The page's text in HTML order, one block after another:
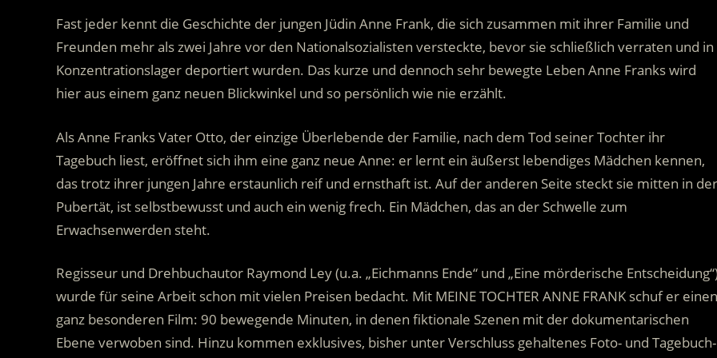
Fast jeder kennt die Geschichte der jungen Jüdin Anne Frank, die sich zusammen mit ihrer Familie und
Freunden mehr als zwei Jahre vor den Nationalsozialisten versteckte, bevor sie schließlich verraten und in
Konzentrationslager deportiert wurden. Das kurze und dennoch sehr bewegte Leben Anne Franks wird
hier aus einem ganz neuen Blickwinkel und so persönlich wie nie erzählt.
Als Anne Franks Vater Otto, der einzige Überlebende der Familie, nach dem Tod seiner Tochter ihr
Tagebuch liest, eröffnet sich ihm eine ganz neue Anne: er lernt ein äußerst lebendiges Mädchen kennen,
das trotz ihrer jungen Jahre erstaunlich reif und ernsthaft ist. Auf der anderen Seite steckt sie mitten in der
Pubertät, ist selbstbewusst und auch ein wenig frech. Ein Mädchen, das an der Schwelle zum
Erwachsenwerden steht.
Regisseur und Drehbuchautor Raymond Ley (u.a. „Eichmanns Ende“ und „Eine mörderische
wurde für seine Arbeit schon mit vielen Preisen bedacht. Mit MEINE TOCHTER ANNE FRANK schuf er einen
ganz besonderen Film: 90 bewegende Minuten, in denen fiktionale Szenen mit der dokumentarischen
Ebene verwoben sind. Hinzu kommen exklusives, bisher unter Verschluss gehaltenes Foto- und Tagebuch-